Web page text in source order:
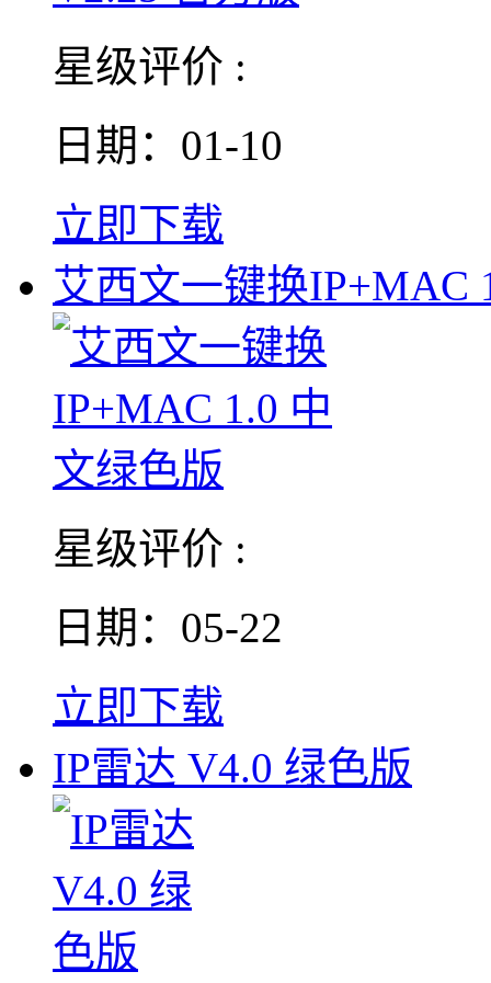
星级评价 :
日期：01-10
立即下载
艾西文一键换IP+MAC
星级评价 :
日期：05-22
立即下载
IP雷达 V4.0 绿色版